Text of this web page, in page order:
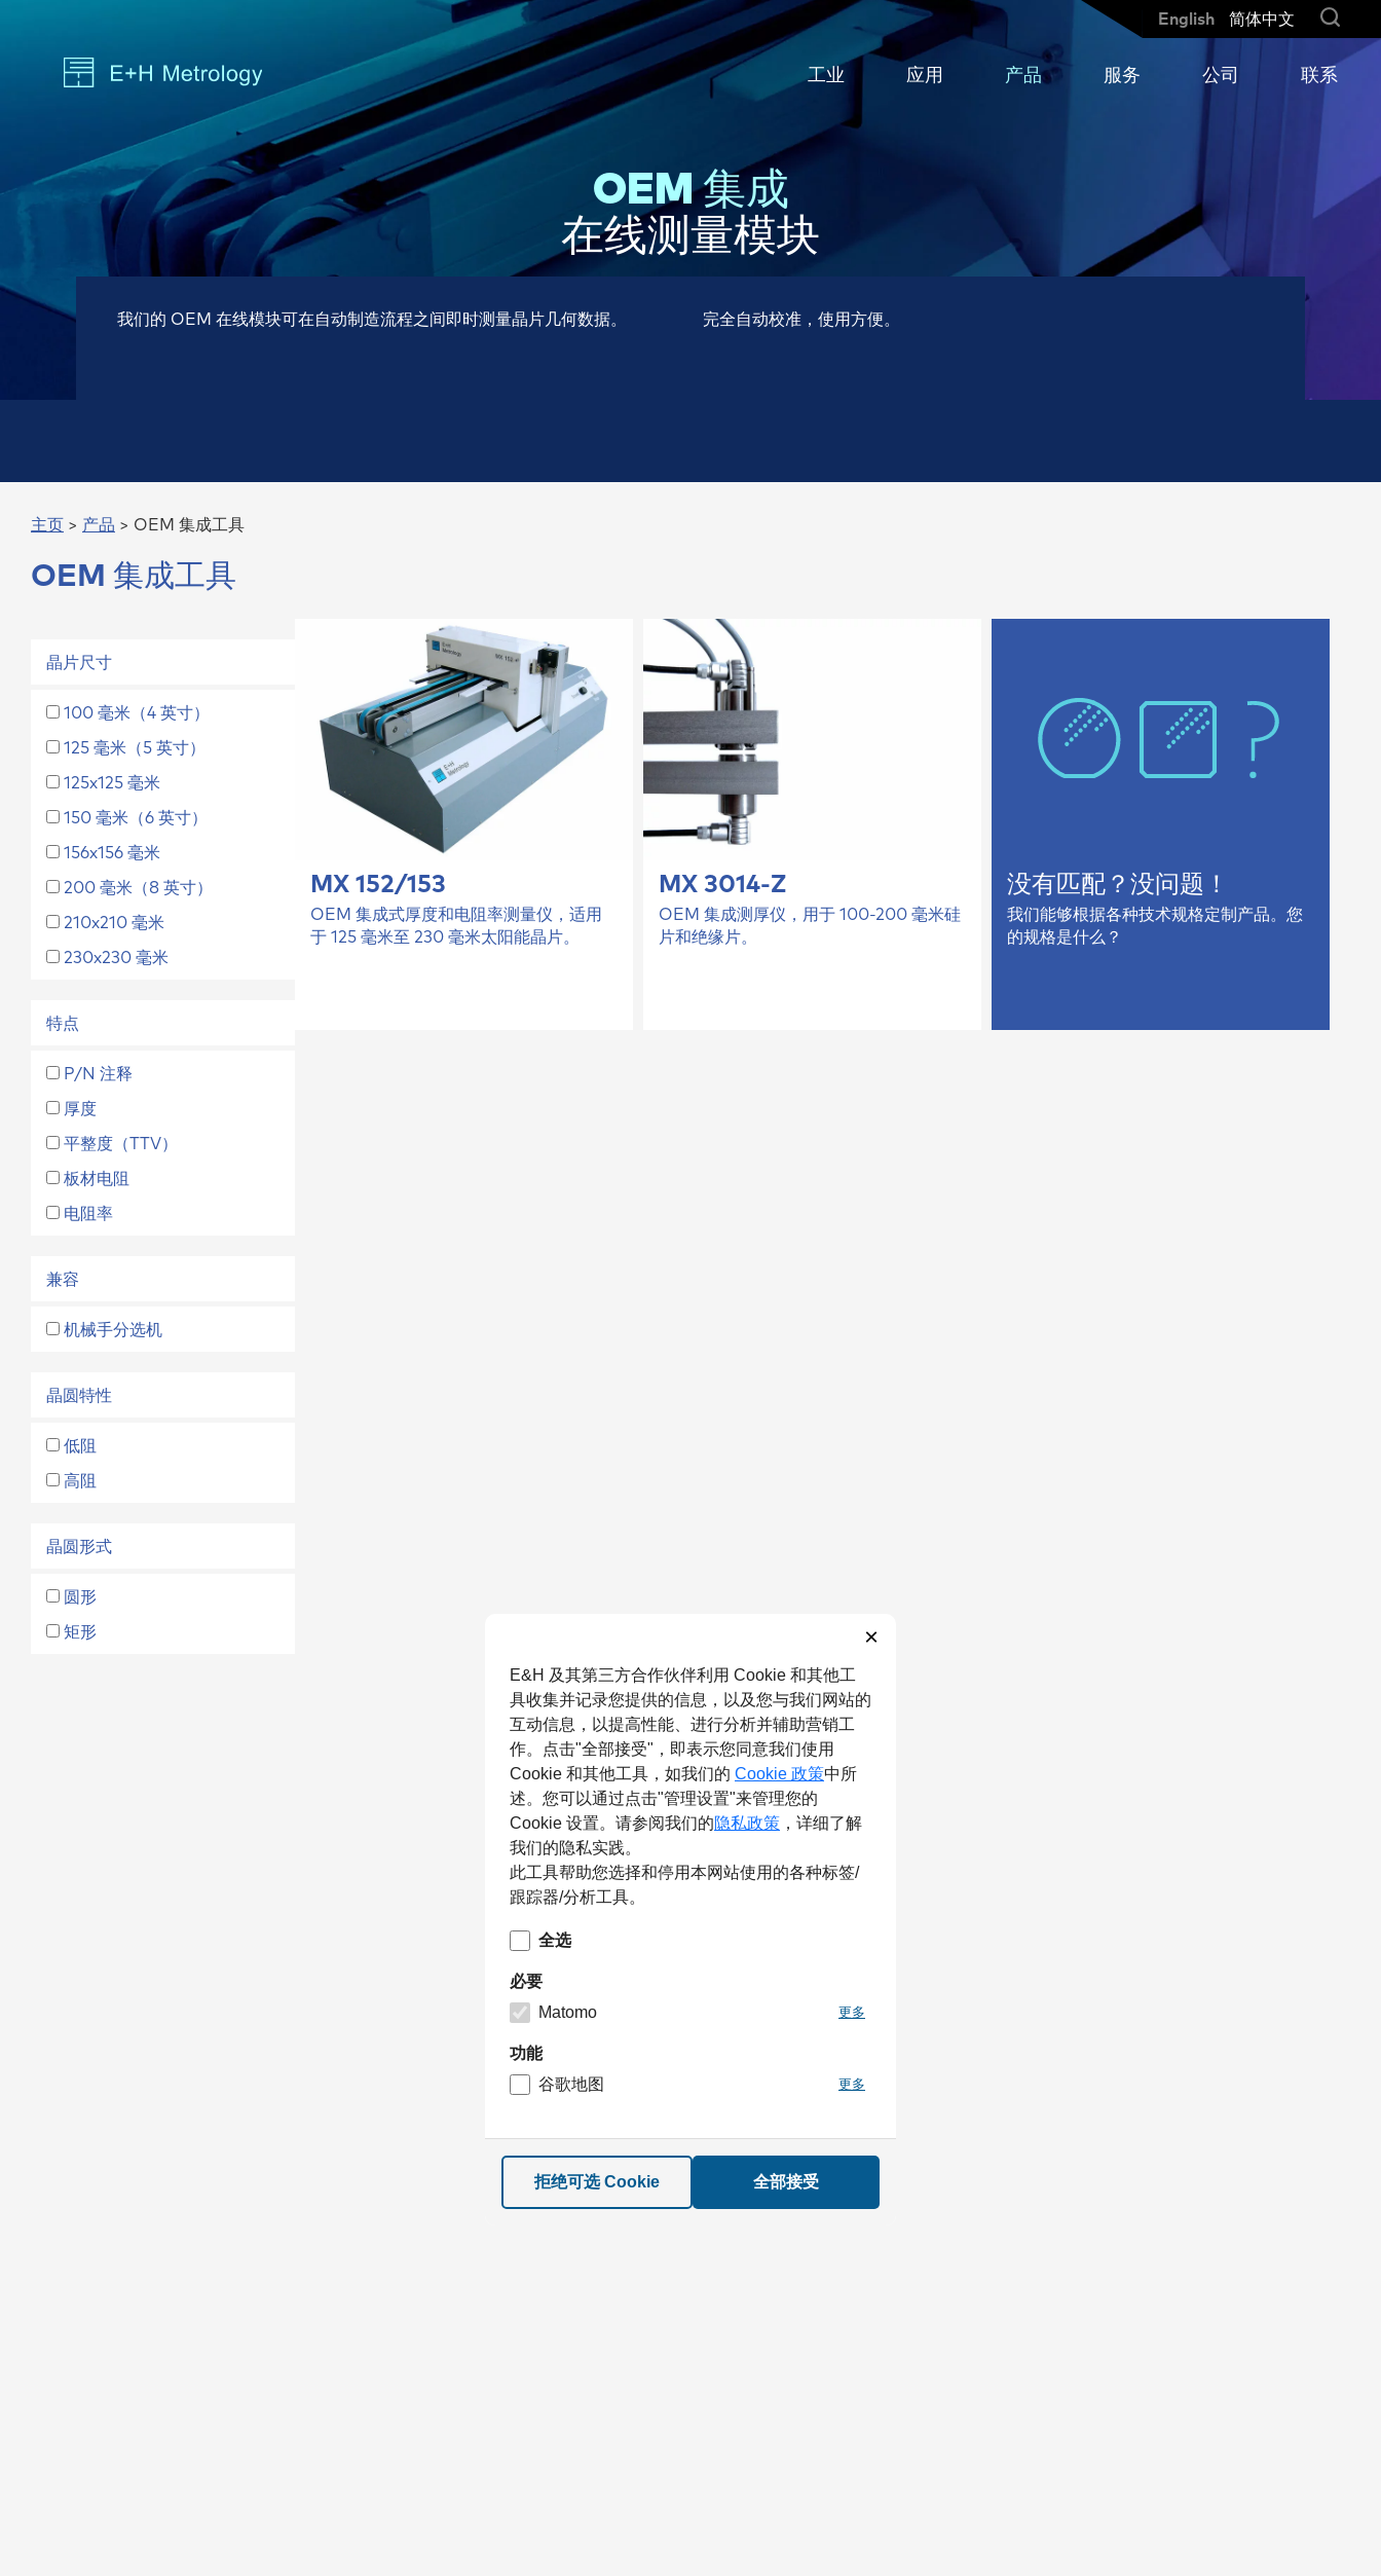
×
E&H 及其第三方合作伙伴利用 Cookie 和其他工
具收集并记录您提供的信息，以及您与我们网站的
互动信息，以提高性能、进行分析并辅助营销工
作。点击"全部接受"，即表示您同意我们使用
Cookie 和其他工具，如我们的 Cookie 政策中所
述。您可以通过点击"管理设置"来管理您的
Cookie 设置。请参阅我们的隐私政策 ，详细了解
我们的隐私实践。
此工具帮助您选择和停用本网站使用的各种标签/
跟踪器/分析工具。
全选
必要
Matomo
更多
功能
谷歌地图
更多
拒绝可选 Cookie 全部接受
English 简体中文
工业
微电子、晶片和芯片制造计量学
面向大学、研究机构和企业发展的
创新测量技术
用于回收和再循环的经济高效、快
速且可重复的测量系统
传感器系统
过程控制的测量仪器。
应用
波纹度
线切痕
粗糙度
厚度
电阻率
表面电阻
轴同心度
产品
MX 10 系列
MX 20 系列
MX 30 系列
MX 70 系列
MX 152/153
传送带分拣机
机械工业
MX 203-6-41-q
定制传感器
测量电缆
服务
改进产品，巩固市场地位：我们的
合同测量可测量任何尺寸和各种材
料的晶片
用于保持，甚至提升E+H设备或第
三方设备测量性能的参照硅片及其
公司
可测量外部极限的高科技专家：亚
纳米测量设备和软件。
在创新中，敬业的工程师、开发人
员、物理学家和机械师将他们的技
能结合在一起，创造出 "量身定做
我们不仅要进一步开发技术，还要
创造创新和价值。您加入我们了
吗？
联系
OEM 集成
在线测量模块
我们的 OEM 在线模块可在自动制造流程之间即时测量晶片⼏何数据。 完全自动校准，使用方便。
主页 > 产品 > OEM 集成工具
OEM 集成工具
晶片尺寸
100 毫米（4 英寸）
125 毫米（5 英寸）
125x125 毫米
150 毫米（6 英寸）
156x156 毫米
200 毫米（8 英寸）
210x210 毫米
230x230 毫米
特点
P/N 注释
厚度
平整度（TTV）
板材电阻
电阻率
兼容
机械⼿分选机
晶圆特性
低阻
高阻
晶圆形式
圆形
矩形
MX 152/153
OEM 集成式厚度和电阻率测量仪，适用
于 125 毫米至 230 毫米太阳能晶片。
MX 3014-Z
OEM 集成测厚仪，用于 100-200 毫米硅
片和绝缘片。
没有匹配？没问题！
我们能够根据各种技术规格定制产品。您
的规格是什么？